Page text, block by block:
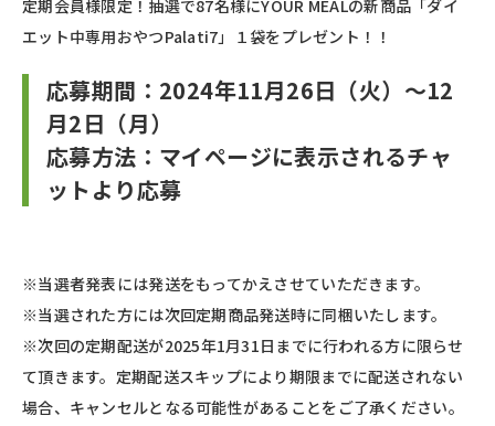
定期会員様限定！抽選で87名様にYOUR MEALの新商品「ダイ
エット中専用おやつPalati7」１袋をプレゼント！！
応募期間：2024年11月26日（火）～12
月2日（月）
応募方法：マイページに表示されるチャ
ットより応募
※当選者発表には発送をもってかえさせていただきます。
※当選された方には次回定期商品発送時に同梱いたします。
※次回の定期配送が2025年1月31日までに行われる方に限らせ
て頂きます。定期配送スキップにより期限までに配送されない
場合、キャンセルとなる可能性があることをご了承ください。